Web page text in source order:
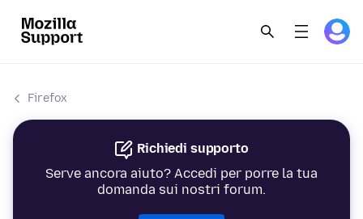
Firefox
Richiedi supporto
Serve ancora aiuto? Accedi per porre la tua
domanda sui nostri forum.